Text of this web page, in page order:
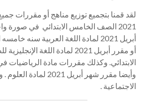
لقد قمنا بتجميع توزيع مناهج أو مقررات جميع
2021 الصف الخامس الابتدائي في صورة
أبريل 2021 لمادة اللغة العربية سنه
أو مقرر أبريل 2021 لمادة اللغة
وأيضا مقرر شهر أبريل 2021
الاجتماعية .